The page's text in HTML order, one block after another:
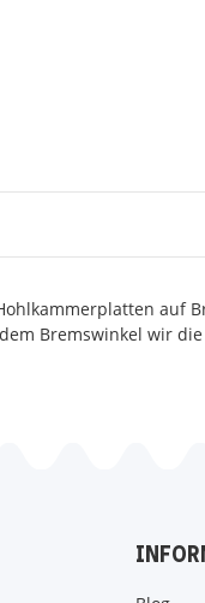
auf
Bremswinkel wir